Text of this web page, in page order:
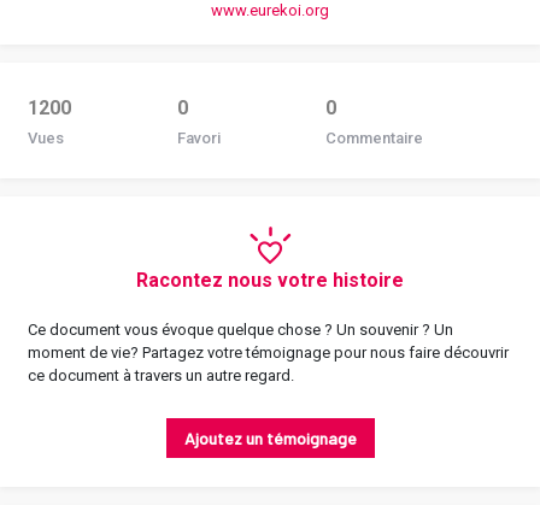
www.eurekoi.org
1200
Vues
0
Favori
0
Commentaire
Racontez nous votre histoire
Ce document vous évoque quelque chose ? Un souvenir ? Un
moment de vie? Partagez votre témoignage pour nous faire découvrir
ce document à travers un autre regard.
Ajoutez un témoignage